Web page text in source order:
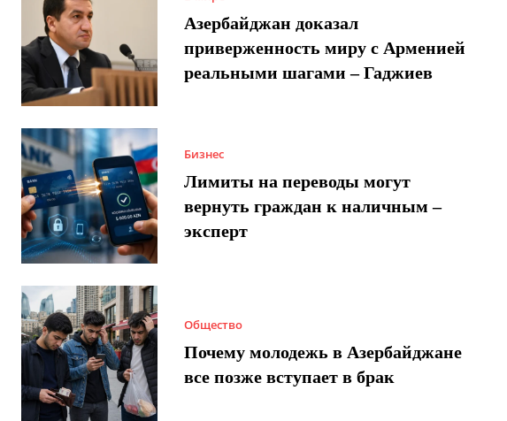
Азербайджан доказал
приверженность миру с Арменией
реальными шагами – Гаджиев
Бизнес
Лимиты на переводы могут
вернуть граждан к наличным –
эксперт
Общество
Почему молодежь в Азербайджане
все позже вступает в брак